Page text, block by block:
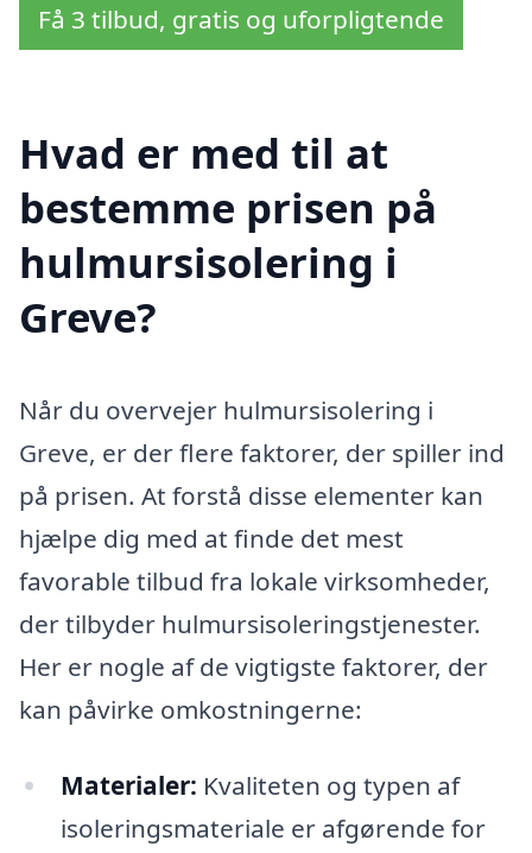
Få 3 tilbud, gratis og uforpligtende
Hvad er med til at
bestemme prisen på
hulmursisolering i
Greve?
Når du overvejer hulmursisolering i
Greve, er der flere faktorer, der spiller ind
på prisen. At forstå disse elementer kan
hjælpe dig med at finde det mest
favorable tilbud fra lokale virksomheder,
der tilbyder hulmursisoleringstjenester.
Her er nogle af de vigtigste faktorer, der
kan påvirke omkostningerne:
Materialer: Kvaliteten og typen af
isoleringsmateriale er afgørende for